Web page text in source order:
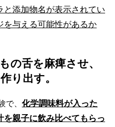
添加物名が表示されてい
を与える可能性があるか
の舌を麻痺させ、
り出す。
、 化学調味料が入った
親子に飲み比べてもらっ